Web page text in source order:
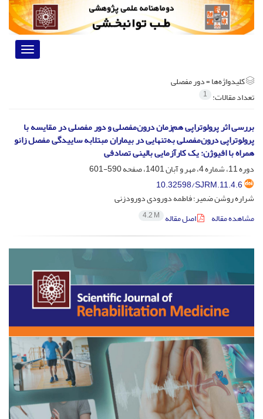
Toggle
کلیدواژه‌ها =دور مفصلی
تعداد مقالات: 1
بررسی اثر پرولوتراپی هم‌زمان درون‌مفصلی و دور مفصلی در مقایسه با
پرولوتراپی درون‌مفصلی به‌تنهایی در بیماران مبتلابه ساییدگی مفصل زانو
همراه با افیوژن: یک کارآزمایی بالینی تصادفی
دوره 11، شماره 4، مهر و آبان 1401، صفحه
590-601
10.32598/SJRM.11.4.6
شراره روشن ضمیر؛ فاطمه دورودی دورودزنی
مشاهده مقاله
اصل مقاله 4.2 M